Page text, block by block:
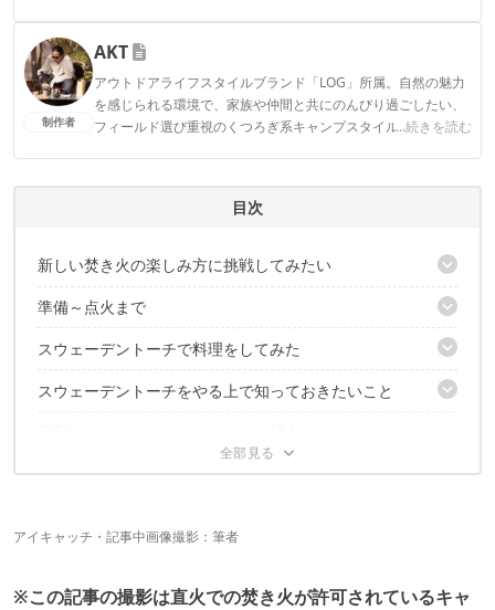
CAMP HACK編集部のプロフィール
制作者
AKT
アウトドアライフスタイルブランド「LOG」所属。自然の魅力
を感じられる環境で、家族や仲間と共にのんびり過ごしたい、
フィールド選び重視のくつろぎ系キャンプスタイル。のんびり
...続きを読む
目次
新しい焚き火の楽しみ方に挑戦してみたい
そもそもスウェーデントーチって？
準備～点火まで
スウェーデントーチが燃える仕組みは？
何もしなくてもみるみる燃えていく
スウェーデントーチで料理をしてみた
気を付けるべきことは？
スウェーデントーチをやる上で知っておきたいこと
最後まで燃やし切り、後始末も忘れずに！
いつもとは違う焚き火の面白さを味わえた
アイキャッチ・記事中画像撮影：筆者
※この記事の撮影は直火での焚き火が許可されているキャ